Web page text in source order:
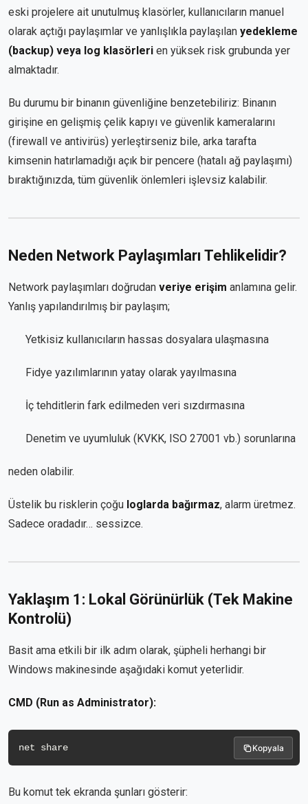
eski projelere ait unutulmuş klasörler, kullanıcıların manuel
olarak açtığı paylaşımlar ve yanlışlıkla paylaşılan yedekleme
(backup) veya log klasörleri en yüksek risk grubunda yer
almaktadır.
Bu durumu bir binanın güvenliğine benzetebiliriz: Binanın
girişine en gelişmiş çelik kapıyı ve güvenlik kameralarını
(firewall ve antivirüs) yerleştirseniz bile, arka tarafta
kimsenin hatırlamadığı açık bir pencere (hatalı ağ paylaşımı)
bıraktığınızda, tüm güvenlik önlemleri işlevsiz kalabilir.
Neden Network Paylaşımları Tehlikelidir?
Network paylaşımları doğrudan veriye erişim anlamına gelir.
Yanlış yapılandırılmış bir paylaşım;
Yetkisiz kullanıcıların hassas dosyalara ulaşmasına
Fidye yazılımlarının yatay olarak yayılmasına
İç tehditlerin fark edilmeden veri sızdırmasına
Denetim ve uyumluluk (KVKK, ISO 27001 vb.) sorunlarına
neden olabilir.
Üstelik bu risklerin çoğu loglarda bağırmaz, alarm üretmez.
Sadece oradadır… sessizce.
Yaklaşım 1: Lokal Görünürlük (Tek Makine
Kontrolü)
Basit ama etkili bir ilk adım olarak, şüpheli herhangi bir
Windows makinesinde aşağıdaki komut yeterlidir.
CMD (Run as Administrator):
Kopyala
Bu komut tek ekranda şunları gösterir: